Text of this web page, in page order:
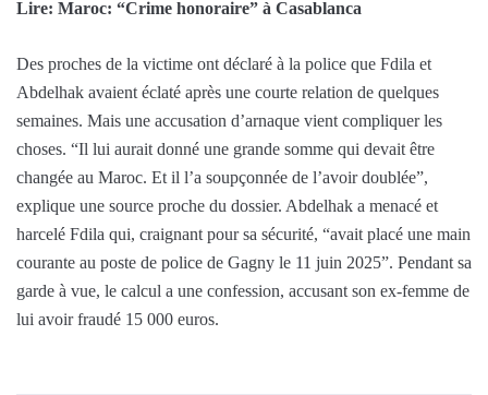
Lire: Maroc: “Crime honoraire” à Casablanca
Des proches de la victime ont déclaré à la police que Fdila et
Abdelhak avaient éclaté après une courte relation de quelques
semaines. Mais une accusation d’arnaque vient compliquer les
choses. “Il lui aurait donné une grande somme qui devait être
changée au Maroc. Et il l’a soupçonnée de l’avoir doublée”,
explique une source proche du dossier. Abdelhak a menacé et
harcelé Fdila qui, craignant pour sa sécurité, “avait placé une main
courante au poste de police de Gagny le 11 juin 2025”. Pendant sa
garde à vue, le calcul a une confession, accusant son ex-femme de
lui avoir fraudé 15 000 euros.